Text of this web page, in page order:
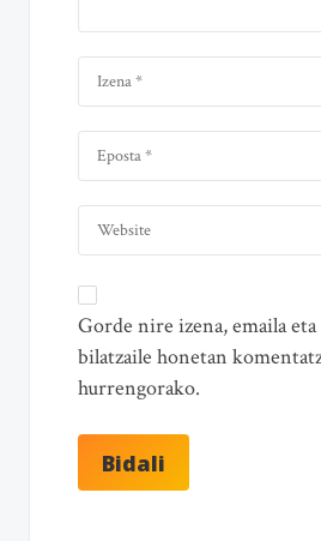
Gorde nire izena, emaila
bilatzaile honetan
hurrengorako.